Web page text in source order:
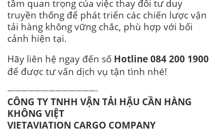
tầm quan trọng của việc thay đổi tư duy
truyền thống để phát triển các chiến lược vận
tải hàng không vững chắc, phù hợp với bối
cảnh hiện tại.
Hãy liên hệ ngay đến số Hotline 084 200 1900
để được tư vấn dịch vụ tận tình nhé!
—————————————-
CÔNG TY TNHH VẬN TẢI HẬU CẦN HÀNG
KHÔNG VIỆT
VIETAVIATION CARGO COMPANY